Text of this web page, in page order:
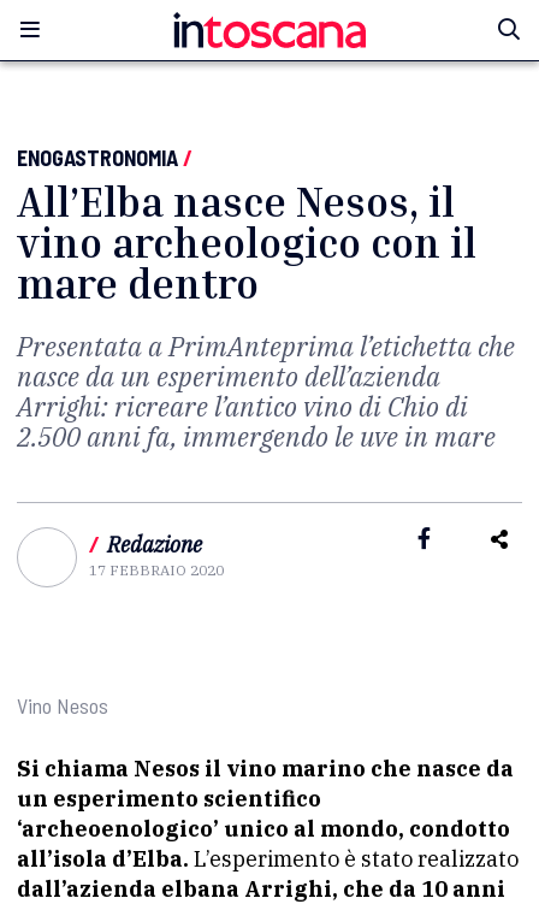
ENOGASTRONOMIA/
All’Elba nasce Nesos, il
vino archeologico con il
mare dentro
Presentata a PrimAnteprima l’etichetta che
nasce da un esperimento dell’azienda
Arrighi: ricreare l’antico vino di Chio di
2.500 anni fa, immergendo le uve in mare
/ Redazione
17 FEBBRAIO 2020
Vino Nesos
Si chiama Nesos il vino marino che nasce da
un esperimento scientifico
‘archeoenologico’ unico al mondo, condotto
all’isola d’Elba. L’esperimento è stato realizzato
dall’azienda elbana Arrighi, che da 10 anni